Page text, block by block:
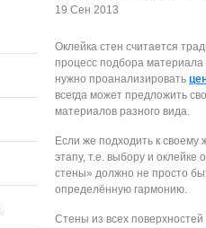
19 Сен 2013
Оклейка стен считается
процесс подбора
нужно проанализировать
всегда может предложить
материалов разного вида.
Если же подходить к своему
этапу, т.е. выбору и
стены» должно не просто
определённую гармонию.
Стены из всех